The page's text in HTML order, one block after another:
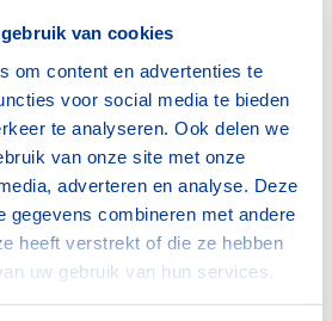
van cookies
om content en advertenties te
voor social media te bieden
te analyseren. Ook delen we
van onze site met onze
adverteren en analyse. Deze
gegevens combineren met andere
heeft verstrekt of die ze hebben
uw gebruik van hun services.
de Olympische Winterspelen